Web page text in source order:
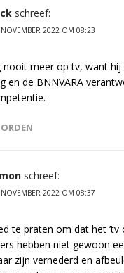
schreef:
2022 OM 08:23
nooit meer op tv, want hij
en de BNNVARA
schreef:
2022 OM 08:37
te praten om dat het ’tv
hebben niet gewoon
zijn vernederd en